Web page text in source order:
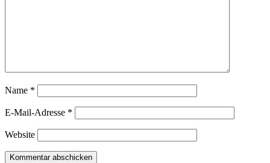
Name *
E-Mail-Adresse *
Website